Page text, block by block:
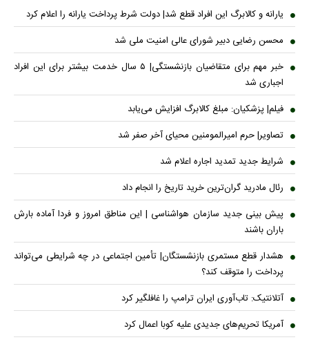
یارانه و کالابرگ این افراد قطع شد| دولت شرط پرداخت یارانه را اعلام کرد
محسن رضایی دبیر شورای عالی امنیت ملی شد
خبر مهم برای متقاضیان بازنشستگی| ۵ سال خدمت بیشتر برای این افراد
اجباری شد
فیلم| پزشکیان: مبلغ کالابرگ افزایش می‌یابد
تصاویر| حرم امیرالمومنین محیای آخر صفر شد
شرایط جدید تمدید اجاره اعلام شد
رئال مادرید گران‌ترین خرید تاریخ را انجام داد
پیش بینی جدید سازمان هواشناسی | این مناطق امروز و فردا آماده بارش
باران باشند
هشدار قطع مستمری بازنشستگان| تأمین اجتماعی در چه شرایطی می‌تواند
پرداخت را متوقف کند؟
آتلانتیک: تاب‌آوری ایران ترامپ را غافلگیر کرد
آمریکا تحریم‌های جدیدی علیه کوبا اعمال کرد